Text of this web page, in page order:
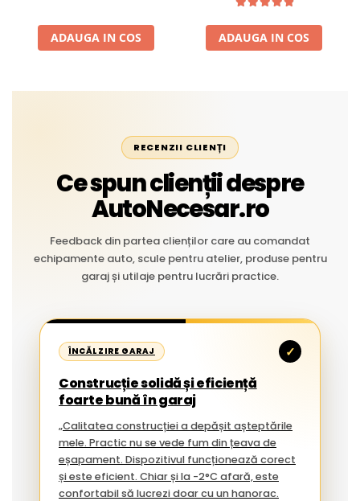
Liniar
ADAUGA IN COS ADAUGA IN COS
RECENZII CLIENȚI
Ce spun clienții despre
AutoNecesar.ro
Feedback din partea clienților care au comandat
echipamente auto, scule pentru atelier, produse pentru
garaj și utilaje pentru lucrări practice.
ÎNCĂLZIRE GARAJ ✓
Construcție solidă și eficiență
foarte bună în garaj
„Calitatea construcției a depășit așteptările
mele. Practic nu se vede fum din țeava de
eșapament. Dispozitivul funcționează corect
și este eficient. Chiar și la -2°C afară, este
confortabil să lucrezi doar cu un hanorac.